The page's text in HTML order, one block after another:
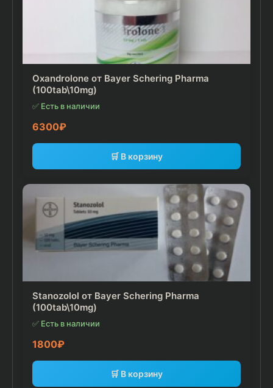
Oxandrolone от Bayer Schering Pharma
(100tab\10mg)
✅ Есть в наличии
6300₽
🛒 В корзину
Stanozolol от Bayer Schering Pharma
(100tab\10mg)
✅ Есть в наличии
1800₽
🛒 В корзину